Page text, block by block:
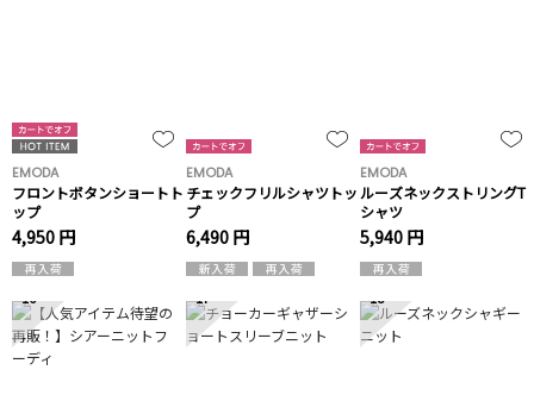
EMODA
フロントボタンショートト
ップ
4,950 円
EMODA
チェックフリルシャツトッ
プ
6,490 円
EMODA
ルーズネックストリングT
シャツ
5,940 円
16 17 18